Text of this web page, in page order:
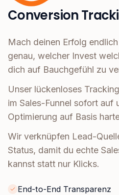
Conversion
Mach deinen Erfolg
genau, welcher Invest
dich auf Bauchgefühl zu
Unser lückenloses
im Sales-Funnel sofort auf
Optimierung auf Basis
Wir verknüpfen Lead-
Status, damit du echte
kannst statt nur Klicks.
End-to-End Transparenz